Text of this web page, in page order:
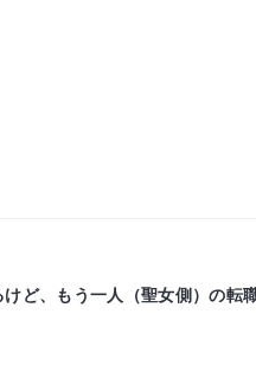
ど、もう一人（聖女側）の転